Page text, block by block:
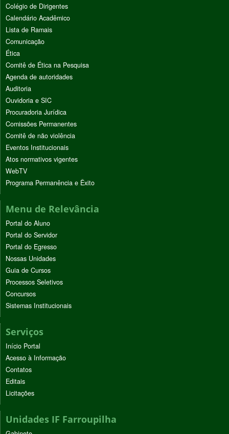
Colégio de Dirigentes
Calendário Acadêmico
Lista de Ramais
Comunicação
Ética
Comitê de Ética na Pesquisa
Agenda de autoridades
Auditoria
Ouvidoria e SIC
Procuradoria Jurídica
Comissões Permanentes
Comitê de não violência
Eventos Institucionais
Atos normativos vigentes
WebTV
Programa Permanência e Êxito
Menu de Relevância
Portal do Aluno
Portal do Servidor
Portal do Egresso
Nossas Unidades
Guia de Cursos
Processos Seletivos
Concursos
Sistemas Institucionais
Serviços
Início Portal
Acesso à Informação
Contatos
Editais
Licitações
Unidades IF Farroupilha